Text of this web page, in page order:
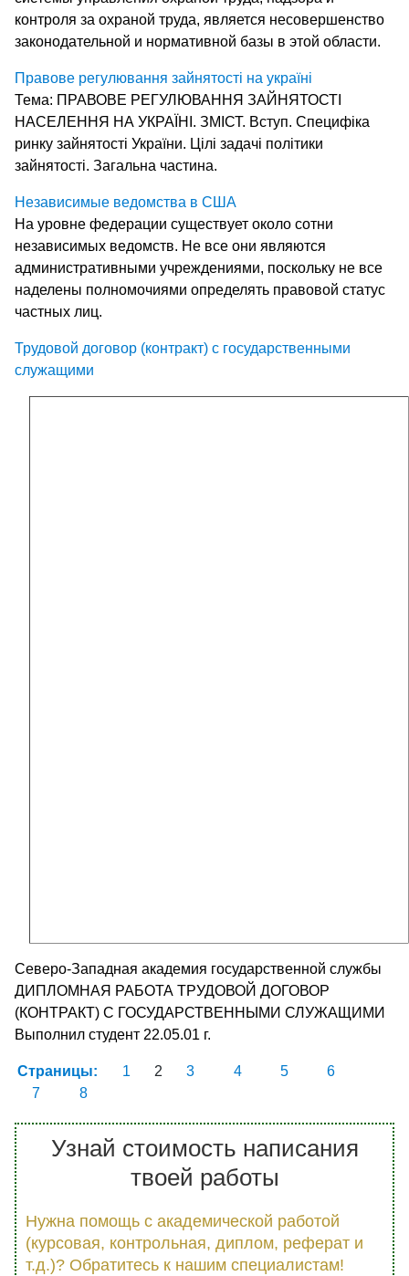
контроля за охраной труда, является несовершенство
законодательной и нормативной базы в этой области.
Правове регулювання зайнятості на україні
Тема: ПРАВОВЕ РЕГУЛЮВАННЯ ЗАЙНЯТОСТІ
НАСЕЛЕННЯ НА УКРАЇНІ. ЗМІСТ. Вступ. Специфіка
ринку зайнятості України. Цілі задачі політики
зайнятості. Загальна частина.
Независимые ведомства в США
На уровне федерации существует около сотни
независимых ведомств. Не все они являются
административными учреждениями, поскольку не все
наделены полномочиями определять правовой статус
частных лиц.
Трудовой договор (контракт) с государственными
служащими
Северо-Западная академия государственной службы
ДИПЛОМНАЯ РАБОТА ТРУДОВОЙ ДОГОВОР
(КОНТРАКТ) С ГОСУДАРСТВЕННЫМИ СЛУЖАЩИМИ
Выполнил студент 22.05.01 г.
Страницы: 1 2 3 4 5
6
7
8
Узнай стоимость написания
твоей работы
Нужна помощь с академической работой
(курсовая, контрольная, диплом, реферат и
т.д.)? Обратитесь к нашим специалистам!